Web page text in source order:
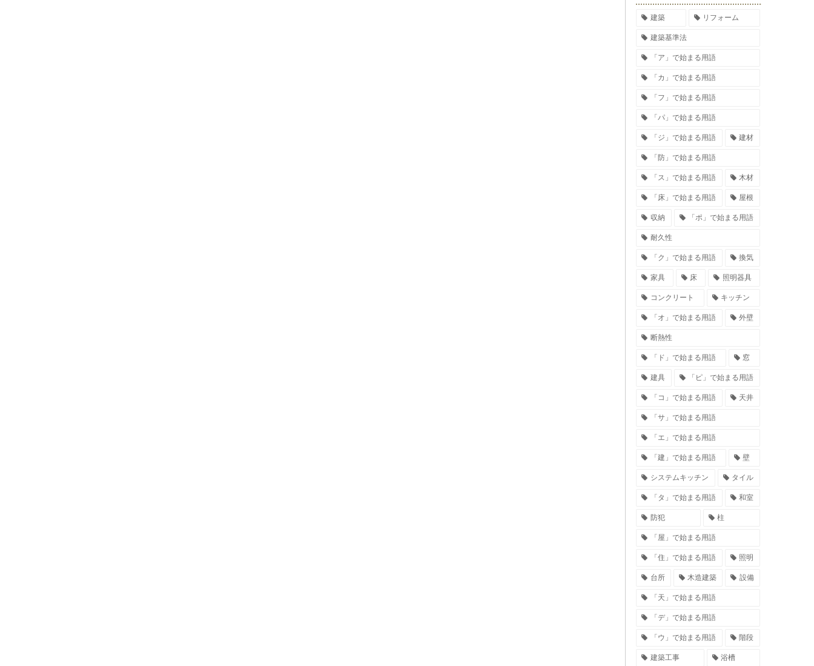
建築 リフォーム
建築基準法
「ア」で始まる用語
「カ」で始まる用語
「フ」で始まる用語
「パ」で始まる用語
「ジ」で始まる用語 建材
「防」で始まる用語
「ス」で始まる用語 木材
「床」で始まる用語 屋根
収納 「ポ」で始まる用語
耐久性
「ク」で始まる用語 換気
家具 床 照明器具
コンクリート キッチン
「オ」で始まる用語 外壁
断熱性
「ド」で始まる用語 窓
建具 「ピ」で始まる用語
「コ」で始まる用語 天井
「サ」で始まる用語
「エ」で始まる用語
「建」で始まる用語 壁
システムキッチン タイル
「タ」で始まる用語 和室
防犯 柱
「屋」で始まる用語
「住」で始まる用語 照明
台所 木造建築 設備
「天」で始まる用語
「デ」で始まる用語
「ウ」で始まる用語 階段
建築工事 浴槽